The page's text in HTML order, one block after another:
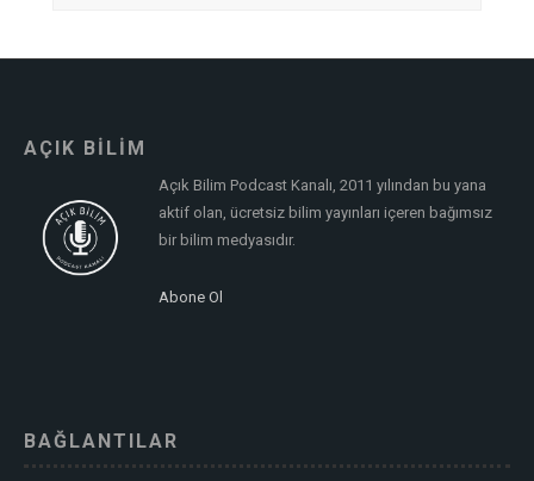
AÇIK BİLİM
Açık Bilim Podcast Kanalı, 2011 yılından bu yana
aktif olan, ücretsiz bilim yayınları içeren bağımsız
bir bilim medyasıdır.
Abone Ol
BAĞLANTILAR